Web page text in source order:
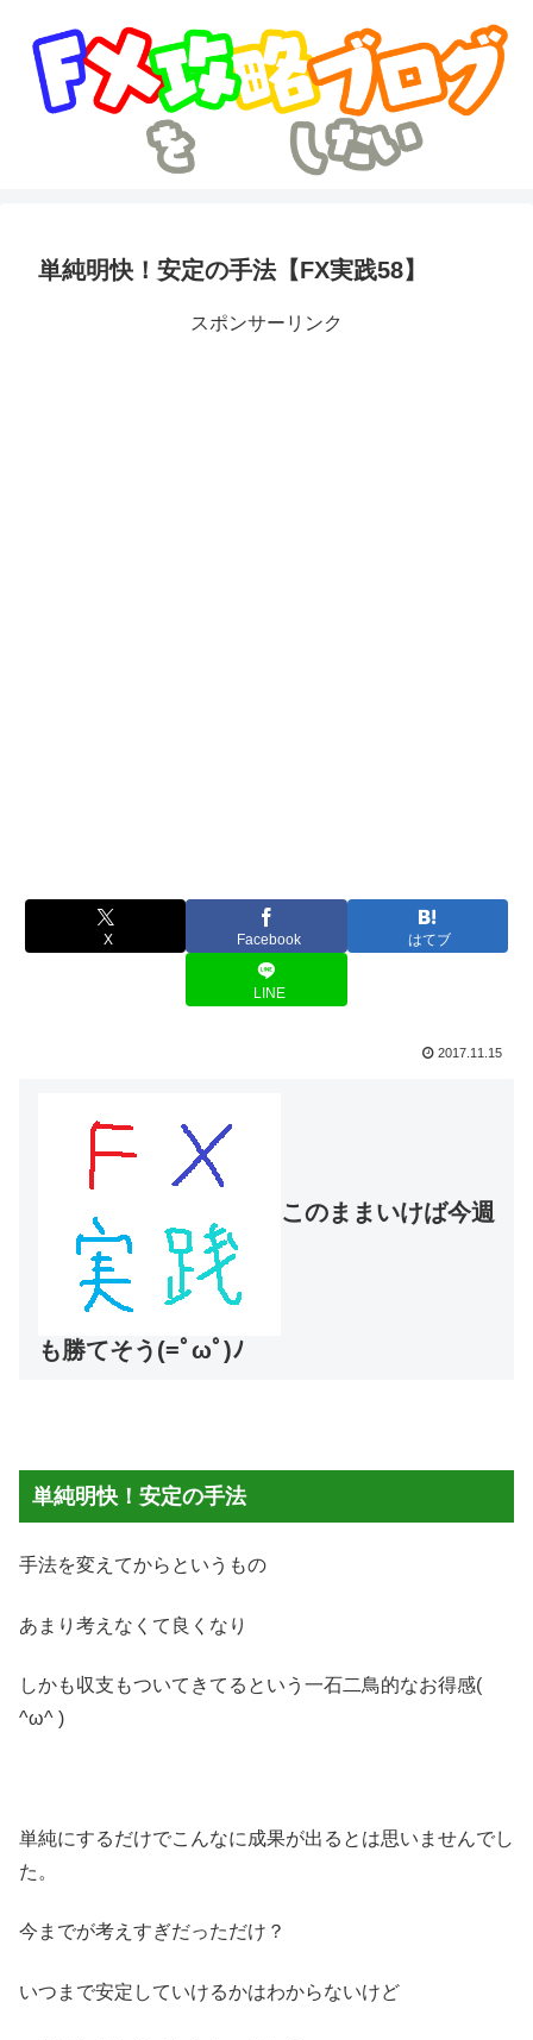
単純明快！安定の手法【FX実践58】
スポンサーリンク
X Facebook はてブ
LINE
2017.11.15
このままいけば今週
も勝てそう(=ﾟωﾟ)ﾉ
単純明快！安定の手法
手法を変えてからというもの
あまり考えなくて良くなり
しかも収支もついてきてるという一石二鳥的なお得感(
^ω^ )
単純にするだけでこんなに成果が出るとは思いませんでし
た。
今までが考えすぎだっただけ？
いつまで安定していけるかはわからないけど